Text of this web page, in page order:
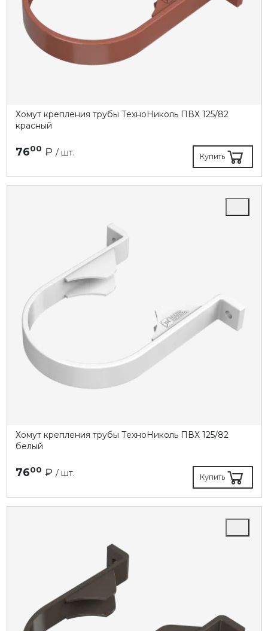
Хомут крепления трубы ТехноНиколь ПВХ 125/82
красный
7600 ₽ / шт. Купить
Хомут крепления трубы ТехноНиколь ПВХ 125/82
белый
7600 ₽ / шт. Купить